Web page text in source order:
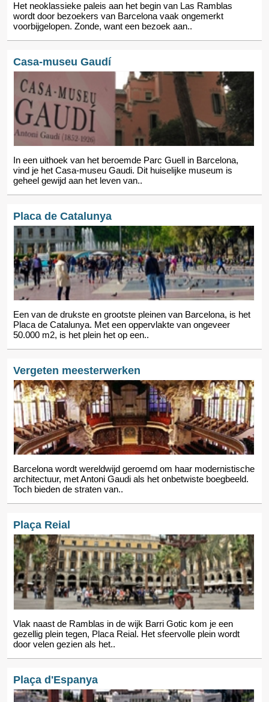
Het neoklassieke paleis aan het begin van Las Ramblas
wordt door bezoekers van Barcelona vaak ongemerkt
voorbijgelopen. Zonde, want een bezoek aan..
Casa-museu Gaudí
In een uithoek van het beroemde Parc Guell in Barcelona,
vind je het Casa-museu Gaudi. Dit huiselijke museum is
geheel gewijd aan het leven van..
Placa de Catalunya
Een van de drukste en grootste pleinen van Barcelona, is het
Placa de Catalunya. Met een oppervlakte van ongeveer
50.000 m2, is het plein het op een..
Vergeten meesterwerken
Barcelona wordt wereldwijd geroemd om haar modernistische
architectuur, met Antoni Gaudi als het onbetwiste boegbeeld.
Toch bieden de straten van..
Plaça Reial
Vlak naast de Ramblas in de wijk Barri Gotic kom je een
gezellig plein tegen, Placa Reial. Het sfeervolle plein wordt
door velen gezien als het..
Plaça d'Espanya